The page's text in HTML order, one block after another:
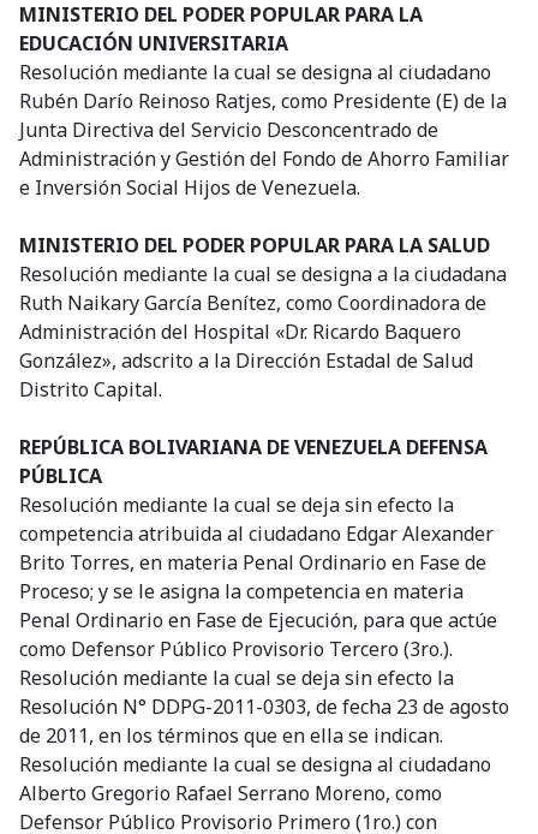
MINISTERIO DEL PODER POPULAR PARA LA
EDUCACIÓN UNIVERSITARIA
Resolución mediante la cual se designa al ciudadano
Rubén Darío Reinoso Ratjes, como Presidente (E) de la
Junta Directiva del Servicio Desconcentrado de
Administración y Gestión del Fondo de Ahorro Familiar
e Inversión Social Hijos de Venezuela.
MINISTERIO DEL PODER POPULAR PARA LA SALUD
Resolución mediante la cual se designa a la ciudadana
Ruth Naikary García Benítez, como Coordinadora de
Administración del Hospital «Dr. Ricardo Baquero
González», adscrito a la Dirección Estadal de Salud
Distrito Capital.
REPÚBLICA BOLIVARIANA DE VENEZUELA DEFENSA
PÚBLICA
Resolución mediante la cual se deja sin efecto la
competencia atribuida al ciudadano Edgar Alexander
Brito Torres, en materia Penal Ordinario en Fase de
Proceso; y se le asigna la competencia en materia
Penal Ordinario en Fase de Ejecución, para que actúe
como Defensor Público Provisorio Tercero (3ro.).
Resolución mediante la cual se deja sin efecto la
Resolución N° DDPG-2011-0303, de fecha 23 de agosto
de 2011, en los términos que en ella se indican.
Resolución mediante la cual se designa al ciudadano
Alberto Gregorio Rafael Serrano Moreno, como
Defensor Público Provisorio Primero (1ro.) con